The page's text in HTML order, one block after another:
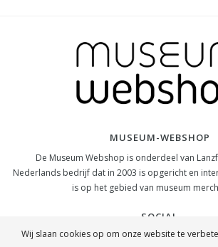
MUSEUM-WEBSHOP
De Museum Webshop is onderdeel van
Nederlands bedrijf dat in 2003 is opgericht en
is op het gebied van museum
SOCIAL
Wij slaan cookies op om onze website te